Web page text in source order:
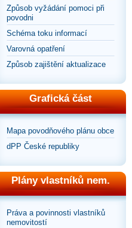
Způsob vyžádání pomoci při
povodni
Schéma toku informací
Varovná opatření
Způsob zajištění aktualizace
Grafická část
Mapa povodňového plánu obce
dPP České republiky
Plány vlastníků nem.
Práva a povinnosti vlastníků
nemovitostí